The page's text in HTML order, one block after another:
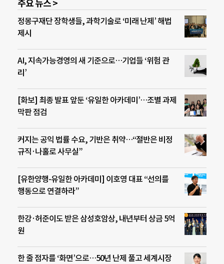
주요 뉴스 >
정몽구재단 장학생들, 과학기술로 ‘미래 난제’ 해법
제시
AI, 지속가능경영의 새 기준으로…기업들 ‘위험 관
리’
[화보] 최종 발표 앞둔 ‘유일한 아카데미’…조별 과제
막판 점검
커지는 공익 법률 수요, 기반은 취약…“절반은 비정
규직·나홀로 사무실”
[유한양행-유일한 아카데미] 이호영 대표 “선의를
행동으로 연결하라”
한강·허준이도 받은 삼성호암상, 내년부터 상금 5억
원
한 줄 점자를 ‘화면’으로…50년 난제 풀고 세계시장